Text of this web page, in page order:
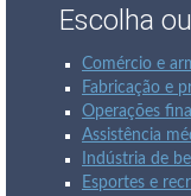
Escolha
Comércio e
Fabricação e
Operações
Assistência
Indústria de
Esportes e